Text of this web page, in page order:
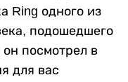
Ring одного из
подошедшего
посмотрел в
для вас